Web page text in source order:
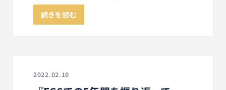
続きを読む
2022.02.10